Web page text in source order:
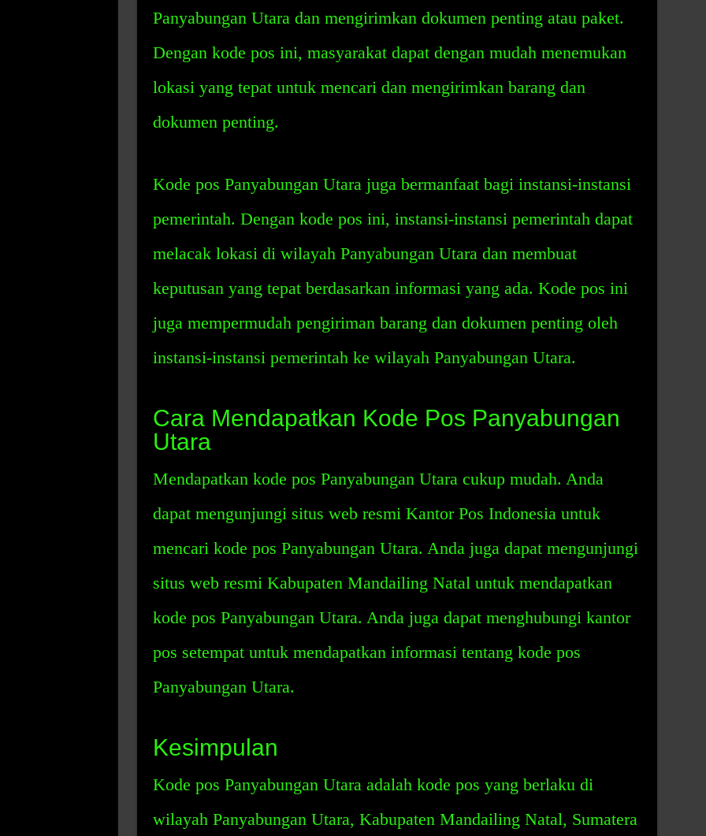
Panyabungan Utara dan mengirimkan dokumen penting atau paket.
Dengan kode pos ini, masyarakat dapat dengan mudah menemukan
lokasi yang tepat untuk mencari dan mengirimkan barang dan
dokumen penting.
Kode pos Panyabungan Utara juga bermanfaat bagi instansi-instansi
pemerintah. Dengan kode pos ini, instansi-instansi pemerintah dapat
melacak lokasi di wilayah Panyabungan Utara dan membuat
keputusan yang tepat berdasarkan informasi yang ada. Kode pos ini
juga mempermudah pengiriman barang dan dokumen penting oleh
instansi-instansi pemerintah ke wilayah Panyabungan Utara.
Cara Mendapatkan Kode Pos Panyabungan
Utara
Mendapatkan kode pos Panyabungan Utara cukup mudah. Anda
dapat mengunjungi situs web resmi Kantor Pos Indonesia untuk
mencari kode pos Panyabungan Utara. Anda juga dapat mengunjungi
situs web resmi Kabupaten Mandailing Natal untuk mendapatkan
kode pos Panyabungan Utara. Anda juga dapat menghubungi kantor
pos setempat untuk mendapatkan informasi tentang kode pos
Panyabungan Utara.
Kesimpulan
Kode pos Panyabungan Utara adalah kode pos yang berlaku di
wilayah Panyabungan Utara, Kabupaten Mandailing Natal, Sumatera